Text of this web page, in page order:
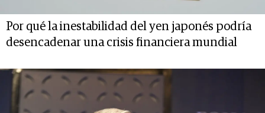
Por qué la inestabilidad del yen japonés podría
desencadenar una crisis financiera mundial